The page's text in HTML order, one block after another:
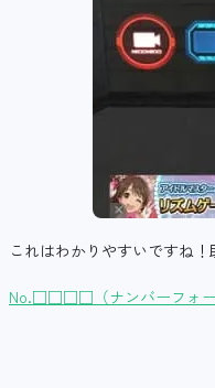
これはわかりやすいですね！
No.□□□□（ナンバーフォ